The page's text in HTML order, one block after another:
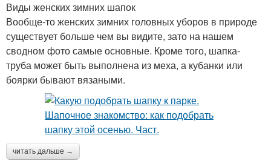
Виды женских зимних шапок
Вообще-то женских зимних головных уборов в природе
существует больше чем вы видите, зато на нашем
сводном фото самые основные. Кроме того, шапка-
труба может быть выполнена из меха, а кубанки или
боярки бывают вязаными.
читать дальше →